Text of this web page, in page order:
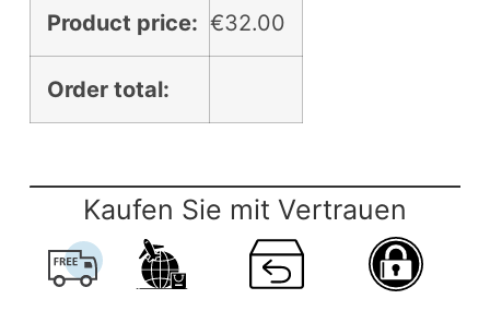
Product price: €32.00
Order total:
Kaufen Sie mit Vertrauen